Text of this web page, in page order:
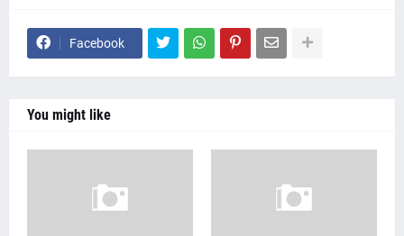
Facebook
You might like